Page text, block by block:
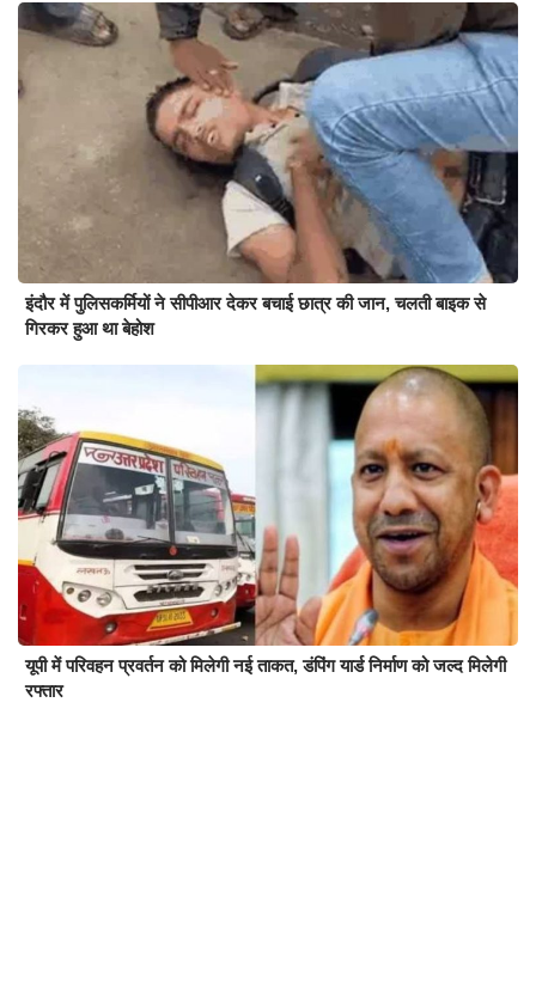
इंदौर में पुलिसकर्मियों ने सीपीआर देकर बचाई छात्र की जान, चलती बाइक से
गिरकर हुआ था बेहोश
यूपी में परिवहन प्रवर्तन को मिलेगी नई ताकत, डंपिंग यार्ड निर्माण को जल्द मिलेगी
रफ्तार